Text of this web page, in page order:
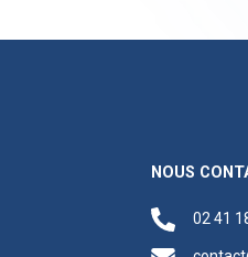
NOUS
02 41